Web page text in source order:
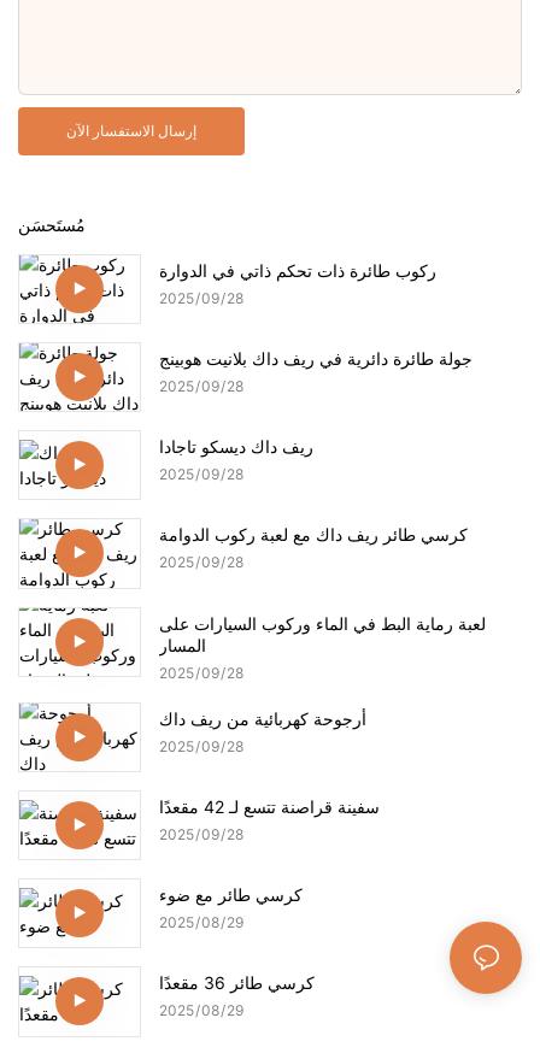
إرسال الاستفسار الآن
مُستَحسَن
ركوب طائرة ذات تحكم ذاتي في الدوارة
2025 09 28
جولة طائرة دائرية في ريف داك بلانيت هوبينج
2025 09 28
ريف داك ديسكو تاجادا
2025 09 28
كرسي طائر ريف داك مع لعبة ركوب الدوامة
2025 09 28
لعبة رماية البط في الماء وركوب السيارات على
المسار
2025 09 28
أرجوحة كهربائية من ريف داك
2025 09 28
سفينة قراصنة تتسع لـ 42 مقعدًا
2025 09 28
كرسي طائر مع ضوء
2025 08 29
كرسي طائر 36 مقعدًا
2025 08 29